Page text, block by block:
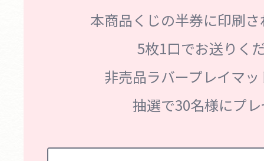
本商品くじの半券に印刷さ
5枚1口でお送りく
非売品ラバープレイマッ
抽選で30名様にプレ